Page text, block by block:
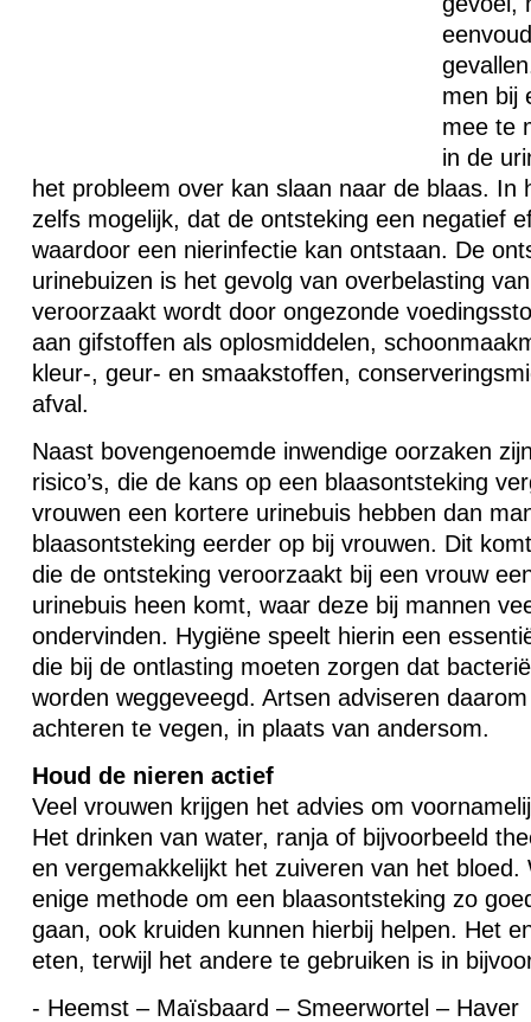
men bij
mee te
in de
het probleem over kan slaan naar de blaas. In
zelfs mogelijk, dat de ontsteking een negatief
waardoor een nierinfectie kan ontstaan. De
urinebuizen is het gevolg van overbelasting
veroorzaakt wordt door ongezonde
aan gifstoffen als oplosmiddelen,
kleur-, geur- en smaakstoffen,
afval.
Naast bovengenoemde inwendige oorzaken
risico’s, die de kans op een blaasontsteking
vrouwen een kortere urinebuis hebben dan
blaasontsteking eerder op bij vrouwen. Dit
die de ontsteking veroorzaakt bij een vrouw
urinebuis heen komt, waar deze bij mannen
ondervinden. Hygiëne speelt hierin een
die bij de ontlasting moeten zorgen dat
worden weggeveegd. Artsen adviseren
achteren te vegen, in plaats van andersom.
Houd de nieren actief
Veel vrouwen krijgen het advies om
Het drinken van water, ranja of bijvoorbeeld
en vergemakkelijkt het zuiveren van het bloed.
enige methode om een blaasontsteking zo
gaan, ook kruiden kunnen hierbij helpen. Het
eten, terwijl het andere te gebruiken is in
- Heemst – Maïsbaard – Smeerwortel – Haver